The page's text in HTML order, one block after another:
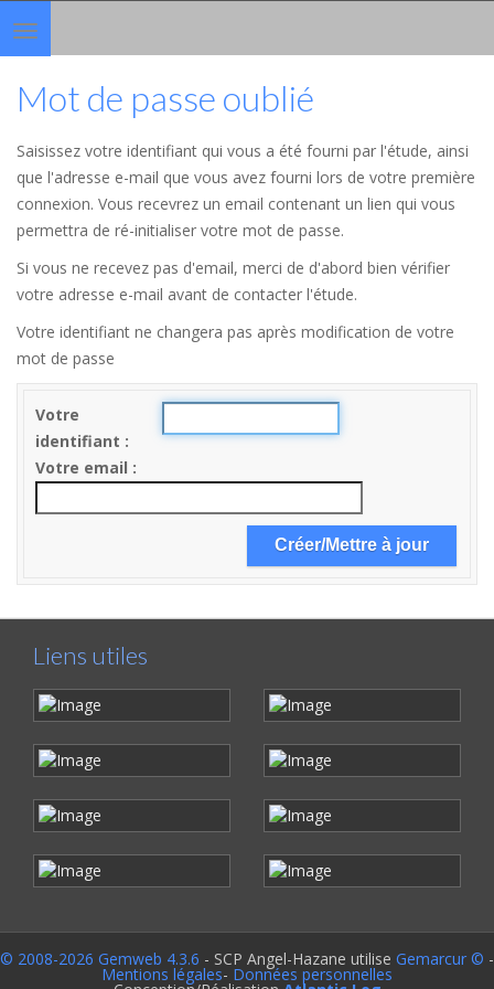
Toggle
navigation
Mot de passe oublié
Saisissez votre identifiant qui vous a été fourni par l'étude, ainsi
que l'adresse e-mail que vous avez fourni lors de votre première
connexion. Vous recevrez un email contenant un lien qui vous
permettra de ré-initialiser votre mot de passe.
Si vous ne recevez pas d'email, merci de d'abord bien vérifier
votre adresse e-mail avant de contacter l'étude.
Votre identifiant ne changera pas après modification de votre
mot de passe
Votre
identifiant
Votre email
Liens utiles
© 2008-2026 Gemweb 4.3.6 - SCP Angel-Hazane utilise Gemarcur © -
Mentions légales- Données personnelles